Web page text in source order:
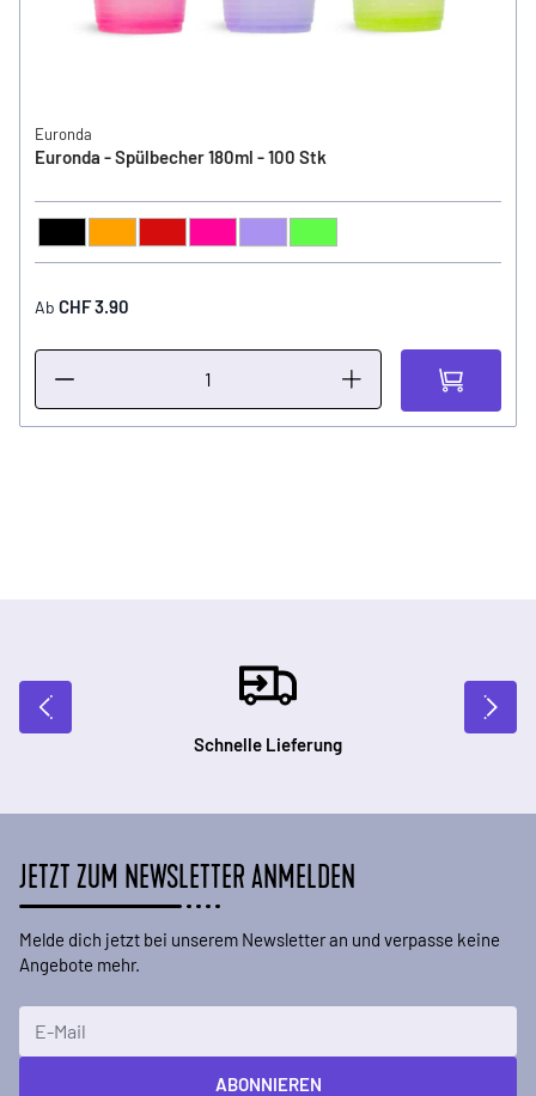
Euronda
Euronda - Spülbecher 180ml - 100 Stk
FARBE
Ab CHF 3.90
Schnelle Lieferung
JETZT ZUM NEWSLETTER ANMELDEN
Melde dich jetzt bei unserem Newsletter an und verpasse keine
Angebote mehr.
ABONNIEREN